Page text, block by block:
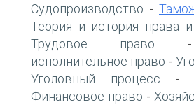
Судопроизводство -
Теория и история права и
Трудовое право
исполнительное право -
Уголовный процесс -
Финансовое право -